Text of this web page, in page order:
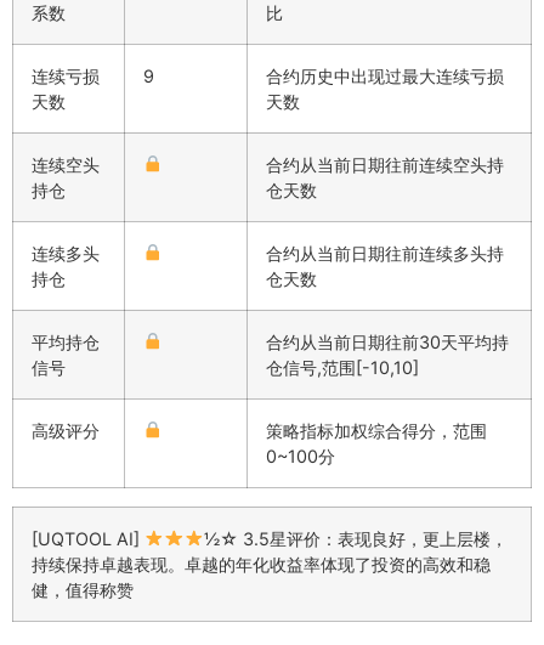
系数
比
连续亏损
天数
9
合约历史中出现过最大连续亏损
天数
连续空头
持仓
合约从当前日期往前连续空头持
仓天数
连续多头
持仓
合约从当前日期往前连续多头持
仓天数
平均持仓
信号
合约从当前日期往前30天平均持
仓信号,范围[-10,10]
高级评分
策略指标加权综合得分，范围
0~100分
[UQTOOL AI]
½☆ 3.5星评价：表现良好，更上层楼，
持续保持卓越表现。卓越的年化收益率体现了投资的高效和稳
健，值得称赞